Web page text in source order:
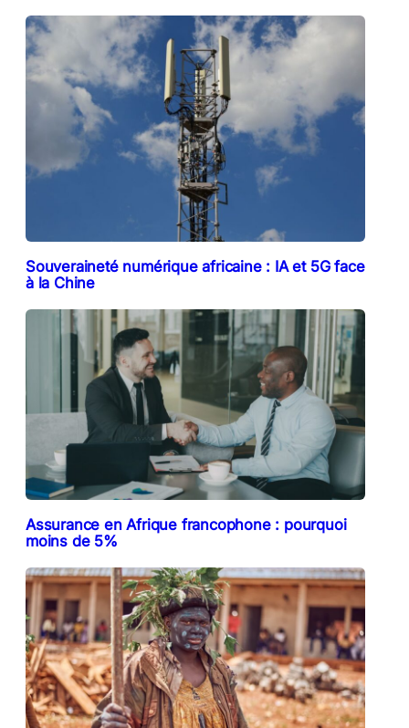
Souveraineté numérique africaine : IA et 5G face
à la Chine
Assurance en Afrique francophone : pourquoi
moins de 5%